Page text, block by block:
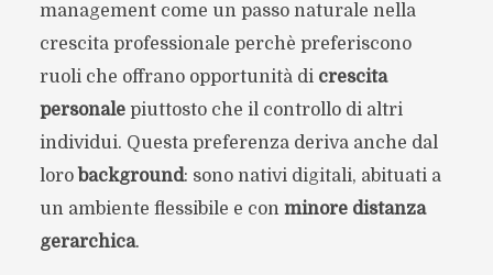
management come un passo naturale nella
crescita professionale perchè preferiscono
ruoli che offrano opportunità di crescita
personalepiuttosto che il controllo di altri
individui. Questa preferenza deriva anche dal
loro background: sono nativi digitali, abituati a
un ambiente flessibile e con minore distanza
gerarchica.